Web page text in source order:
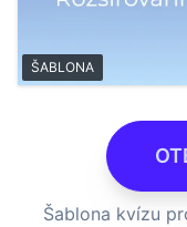
ŠABLONA
Šablona kvízu